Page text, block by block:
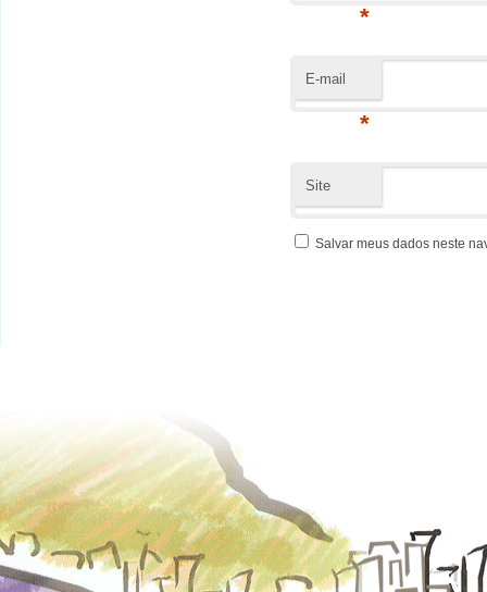
*
E-mail
*
Site
Salvar meus dados neste